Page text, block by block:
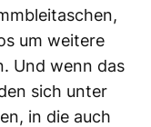
um weitere
Und wenn das
sich unter
in die auch